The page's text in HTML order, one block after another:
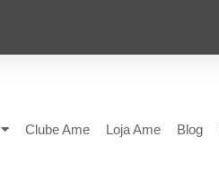
Clube Ame Loja Ame Blog